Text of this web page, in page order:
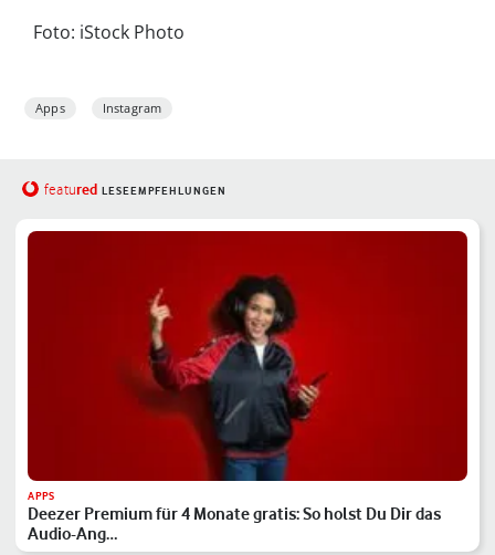
Foto: iStock Photo
Apps Instagram
featured LESEEMPFEHLUNGEN
APPS
Deezer Premium für 4 Monate gratis: So holst Du Dir das
Audio-Ang…